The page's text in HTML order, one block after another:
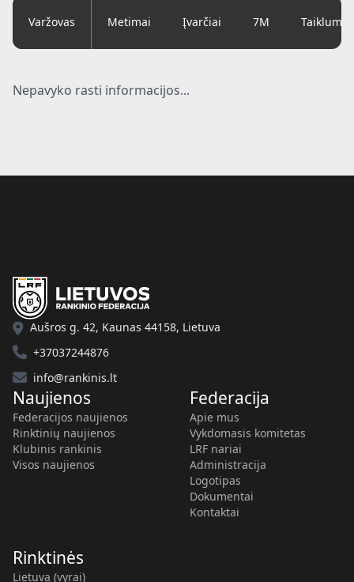
Varžovas Metimai Įvarčiai 7M Taiklumas
Nepavyko rasti informacijos...
Aušros g. 42, Kaunas 44158, Lietuva
+37037244876
info@rankinis.lt
Naujienos
Federacijos naujienos
Rinktinių naujienos
Klubinis rankinis
Visos naujienos
Federacija
Apie mus
Vykdomasis komitetas
LRF nariai
Administracija
Logotipas
Dokumentai
Kontaktai
Rinktinės
Lietuva (vyrai)